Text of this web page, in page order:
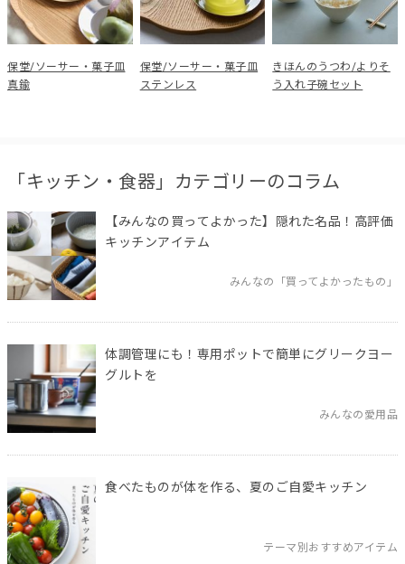
保堂/ソーサー・菓子皿
真鍮
保堂/ソーサー・菓子皿
ステンレス
きほんのうつわ/よりそ
う入れ子碗セット
「キッチン・食器」カテゴリーのコラム
【みんなの買ってよかった】隠れた名品！高評価
キッチンアイテム
みんなの「買ってよかったもの」
体調管理にも！専用ポットで簡単にグリークヨー
グルトを
みんなの愛用品
食べたものが体を作る、夏のご自愛キッチン
テーマ別おすすめアイテム